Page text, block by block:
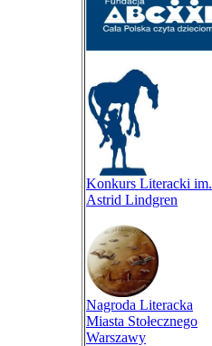
Konkurs Literacki im.
Astrid Lindgren
Nagroda Literacka
Miasta Stołecznego
Warszawy